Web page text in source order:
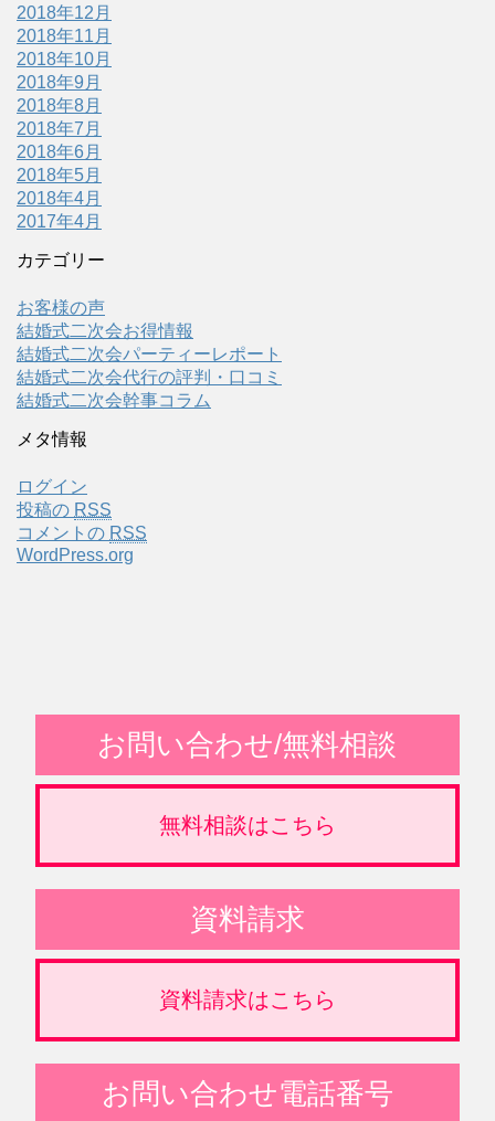
2018年12月
2018年11月
2018年10月
2018年9月
2018年8月
2018年7月
2018年6月
2018年5月
2018年4月
2017年4月
カテゴリー
お客様の声
結婚式二次会お得情報
結婚式二次会パーティーレポート
結婚式二次会代行の評判・口コミ
結婚式二次会幹事コラム
メタ情報
ログイン
投稿の RSS
コメントの RSS
WordPress.org
お問い合わせ/無料相談
無料相談はこちら
資料請求
資料請求はこちら
お問い合わせ電話番号